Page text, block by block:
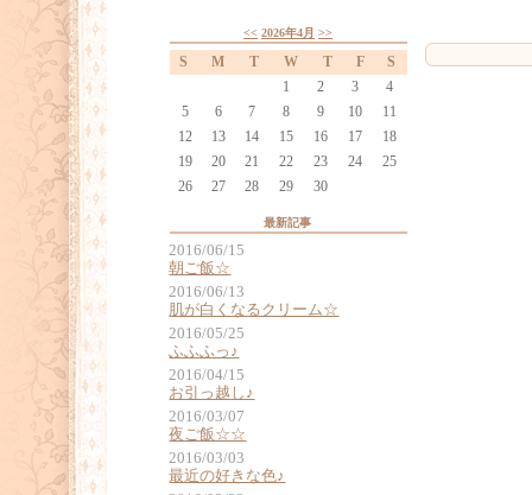
<< 2026年4月 >>
S M T W T F
S
1
2 3
4
5
6 7 8 9 10
11
12
13 14 15 16 17
18
19
20 21 22 23 24
25
26
27 28 29 30
最新記事
2016/06/15
朝ご飯☆
2016/06/13
肌が白くなるクリーム☆
2016/05/25
ふふふっ♪
2016/04/15
お引っ越し♪
2016/03/07
夜ご飯☆☆
2016/03/03
最近の好きな色♪